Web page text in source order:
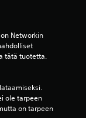
9
7
0
a
Networkin
tätä tuotetta.
ole tarpeen
on tarpeen